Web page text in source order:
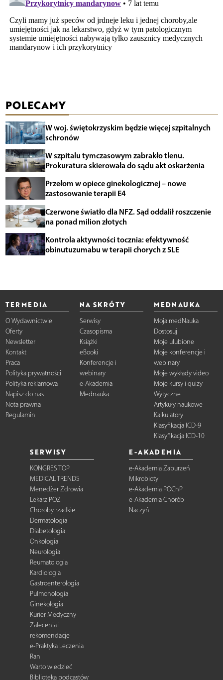
POLECAMY
W woj. świętokrzyskim będzie więcej szpitalnych
schronów
W szpitalu tymczasowym zabrakło tlenu.
Prokuratura skierowała do sądu akt oskarżenia
Przełom w opiece ginekologicznej – nowe
zastosowanie terapii E4
Czerwone światło dla NFZ. Sąd oddalił roszczenie
na ponad milion złotych
Kontrola aktywności tocznia: efektywność
obinutuzumabu w terapii chorych z SLE
TERMEDIA
O Wydawnictwie
Oferty
Newsletter
Kontakt
Praca
Polityka prywatności
Polityka reklamowa
Napisz do nas
Nota prawna
Regulamin
NA SKRÓTY
Serwisy
Czasopisma
Książki
eBooki
Konferencje i
webinary
e-Akademia
Mednauka
MEDNAUKA
Moja medNauka
Dostosuj
Moje ulubione
Moje konferencje i
webinary
Moje wykłady video
Moje kursy i quizy
Wytyczne
Artykuły naukowe
Kalkulatory
Klasyfikacja ICD-9
Klasyfikacja ICD-10
SERWISY
KONGRES TOP
MEDICAL TRENDS
Menedżer Zdrowia
Lekarz POZ
Choroby rzadkie
Dermatologia
Diabetologia
Onkologia
Neurologia
Reumatologia
Kardiologia
Gastroenterologia
Pulmonologia
Ginekologia
Kurier Medyczny
Zalecenia i
rekomendacje
e-Praktyka Leczenia
Ran
Warto wiedzieć
Biblioteka podcastów
E-AKADEMIA
e-Akademia Zaburzeń
Mikrobioty
e-Akademia POChP
e-Akademia Chorób
Naczyń